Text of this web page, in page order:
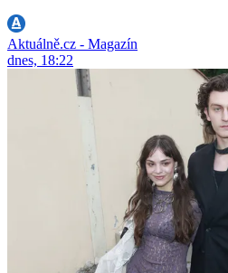
Aktuálně.cz - Magazín
dnes, 18:22